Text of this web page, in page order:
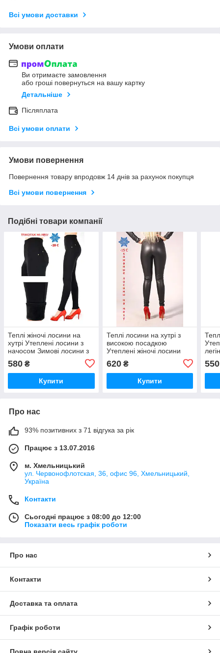
Всі умови доставки
Умови оплати
Ви отримаєте замовлення
або гроші повернуться на вашу картку
Детальніше
Післяплата
Всі умови оплати
Умови повернення
Повернення товару впродовж 14 днів за рахунок покупця
Всі умови повернення
Подібні товари компанії
Теплі жіночі лосини на
хутрі Утеплені лосини з
начосом Зимові лосини з
580 ₴
Купити
Теплі лосини на хутрі з
високою посадкою
Утеплені жіночі лосини
легінси під шкіру Шкіряні
лосини з начосом
620₴
Купити
550
Про нас
93% позитивних з 71 відгука за рік
Працює з 13.07.2016
м. Хмельницький
ул. Червонофлотская, 36, офис 96, Хмельницький,
Україна
Контакти
Сьогодні працює з 08:00 до 12:00
Показати весь графік роботи
Про нас
Контакти
Доставка та оплата
Графік роботи